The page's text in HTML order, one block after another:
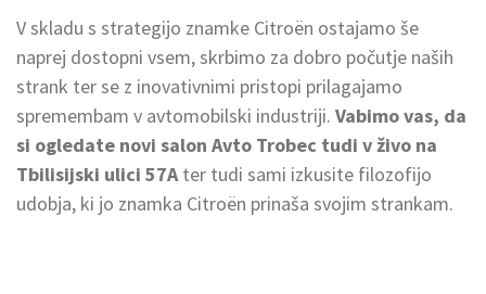
V skladu s strategijo znamke Citroën ostajamo še
naprej dostopni vsem, skrbimo za dobro počutje naših
strank ter se z inovativnimi pristopi prilagajamo
spremembam v avtomobilski industriji. Vabimo vas, da
si ogledate novi salon Avto Trobec tudi v živo na
Tbilisijski ulici 57Ater tudi sami izkusite filozofijo
udobja, ki jo znamka Citroën prinaša svojim strankam.